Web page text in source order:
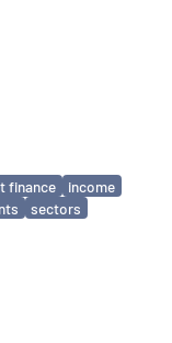
finance
income
sectors